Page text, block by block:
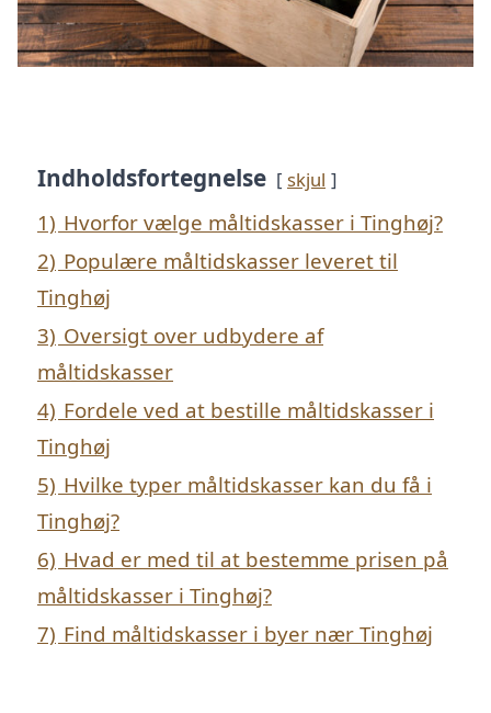
Indholdsfortegnelse skjul
1) Hvorfor vælge måltidskasser i Tinghøj?
2) Populære måltidskasser leveret til
Tinghøj
3) Oversigt over udbydere af
måltidskasser
4) Fordele ved at bestille måltidskasser i
Tinghøj
5) Hvilke typer måltidskasser kan du få i
Tinghøj?
6) Hvad er med til at bestemme prisen på
måltidskasser i Tinghøj?
7) Find måltidskasser i byer nær Tinghøj